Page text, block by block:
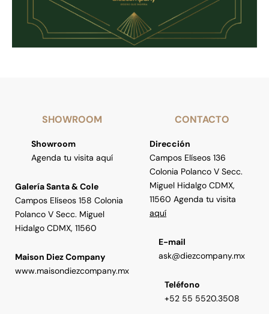
SHOWROOM
Showroom
Agenda tu visita aquí
Galería Santa & Cole
Campos Elíseos 158 Colonia
Polanco V Secc. Miguel
Hidalgo CDMX, 11560
Maison Diez Company
www.maisondiezcompany.mx
CONTACTO
Dirección
Campos Elíseos 136
Colonia Polanco V Secc.
Miguel Hidalgo CDMX,
11560 Agenda tu visita
aquí
E-mail
ask@diezcompany.mx
Teléfono
+52 55 5520.3508